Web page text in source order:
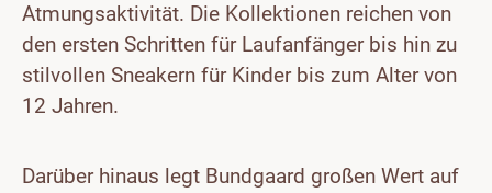
Atmungsaktivität. Die Kollektionen reichen von
den ersten Schritten für Laufanfänger bis hin zu
stilvollen Sneakern für Kinder bis zum Alter von
12 Jahren.
Darüber hinaus legt Bundgaard großen Wert auf